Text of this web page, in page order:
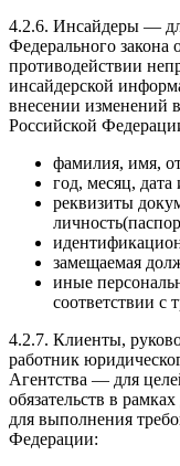
4.2.6. Инсайдеры —
Федерального
противодействии
инсайдерской
внесении изменений
Российской
фамилия, имя,
год, месяц,
реквизиты
замещаемая
иные
соответствии с
4.2.7. Клиенты,
работник
Агентства — для
обязательств в
для выполнения
Федерации: